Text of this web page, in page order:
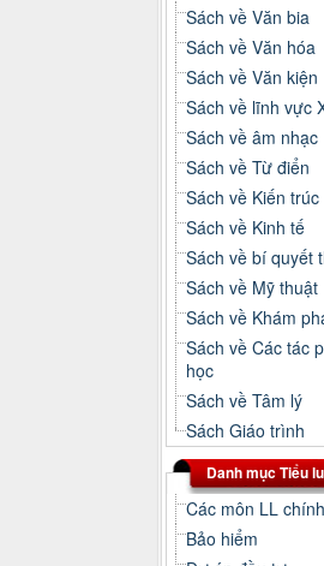
Sách về Văn bia
Sách về Văn hóa
Sách về Văn kiện
Sách về lĩnh vực
Sách về âm nhạc
Sách về Từ điển
Sách về Kiến trúc
Sách về Kinh tế
Sách về bí quyết
Sách về Mỹ thuật
Sách về Khám
Sách về Các tác
học
Sách về Tâm lý
Sách Giáo trình
Danh mục Tiểu
Các môn LL
Bảo hiểm